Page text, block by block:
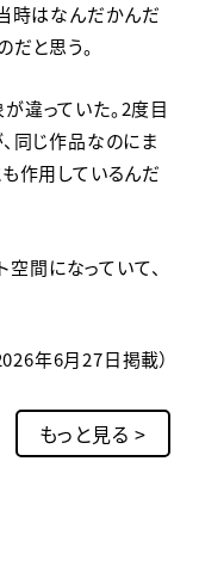
時はなんだかんだ
だと思う。
違っていた。2度目
同じ作品なのにま
作用しているんだ
間になっていて、
年6月27日掲載）
もっと見る >